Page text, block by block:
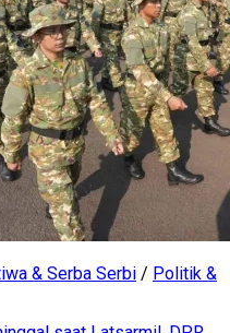
& Serba Serbi / Politik &